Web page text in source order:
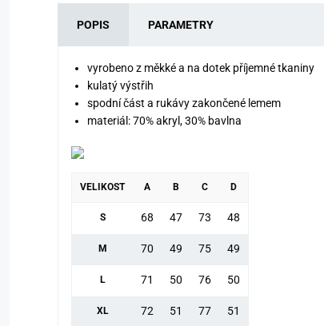
POPIS PARAMETRY
vyrobeno z měkké a na dotek příjemné tkaniny
kulatý výstřih
spodní část a rukávy zakončené lemem
materiál: 70% akryl, 30% bavlna
VELIKOST A B C D
S 68 47 73 48
M 70 49 75 49
L 71 50 76 50
XL 72 51 77 51